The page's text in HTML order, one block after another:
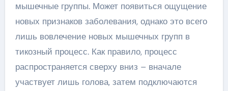
мышечные группы. Может появиться ощущение
новых признаков заболевания, однако это всего
лишь вовлечение новых мышечных групп в
тикозный процесс. Как правило, процесс
распространяется сверху вниз – вначале
участвует лишь голова, затем подключаются